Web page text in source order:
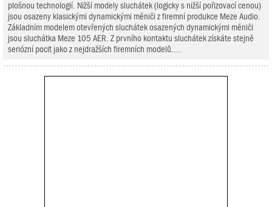
plošnou technologií. Nižší modely sluchátek (logicky s nižší pořizovací cenou)
jsou osazeny klasickými dynamickými měniči z firemní produkce Meze Audio.
Základním modelem otevřených sluchátek osazených dynamickými měniči
jsou sluchátka Meze 105 AER. Z prvního kontaktu sluchátek získáte stejně
seriózní pocit jako z nejdražších firemních modelů....